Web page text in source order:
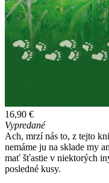
16,90 €
Vypredané
Ach, mrzí nás to, z tejto
nemáme ju na sklade my
mať šťastie v niektorých
posledné kusy.